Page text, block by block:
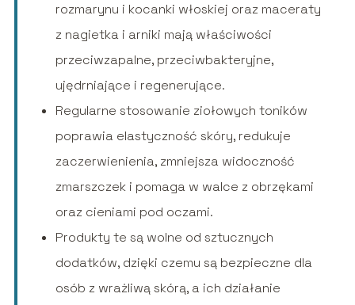
rozmarynu i kocanki włoskiej oraz maceraty
z nagietka i arniki mają właściwości
przeciwzapalne, przeciwbakteryjne,
ujędrniające i regenerujące.
Regularne stosowanie ziołowych toników
poprawia elastyczność skóry, redukuje
zaczerwienienia, zmniejsza widoczność
zmarszczek i pomaga w walce z obrzękami
oraz cieniami pod oczami.
Produkty te są wolne od sztucznych
dodatków, dzięki czemu są bezpieczne dla
osób z wrażliwą skórą, a ich działanie